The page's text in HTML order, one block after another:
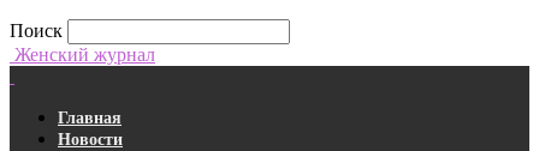
Поиск
Женский журнал
Главная
Новости